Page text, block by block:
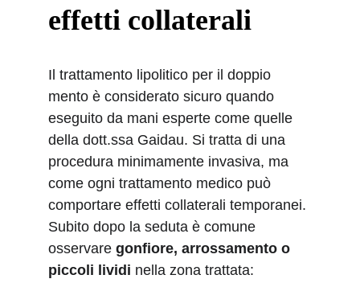
effetti collaterali
Il trattamento lipolitico per il doppio
mento è considerato sicuro quando
eseguito da mani esperte come quelle
della dott.ssa Gaidau. Si tratta di una
procedura minimamente invasiva, ma
come ogni trattamento medico può
comportare effetti collaterali temporanei.
Subito dopo la seduta è comune
osservare gonfiore, arrossamento o
piccoli lividi nella zona trattata: